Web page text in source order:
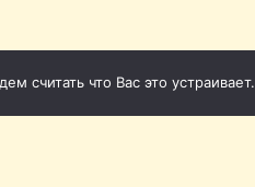
считать что Вас это устраивает.